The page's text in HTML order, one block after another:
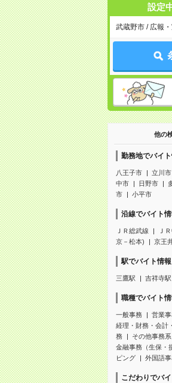
設定
武蔵野市 / 広報
他の
勤務地でバイ
八王子市 立川市
中市
日野市
市
小平市
沿線でバイト
ＪＲ総武線 Ｊ
京－松本)
京王
駅でバイト情
三鷹駅 吉祥寺駅
職種でバイト
一般事務 営業
経理・財務・会計
務
その他事務系
金融事務（生保・
ピング
外国語
こだわりでバ